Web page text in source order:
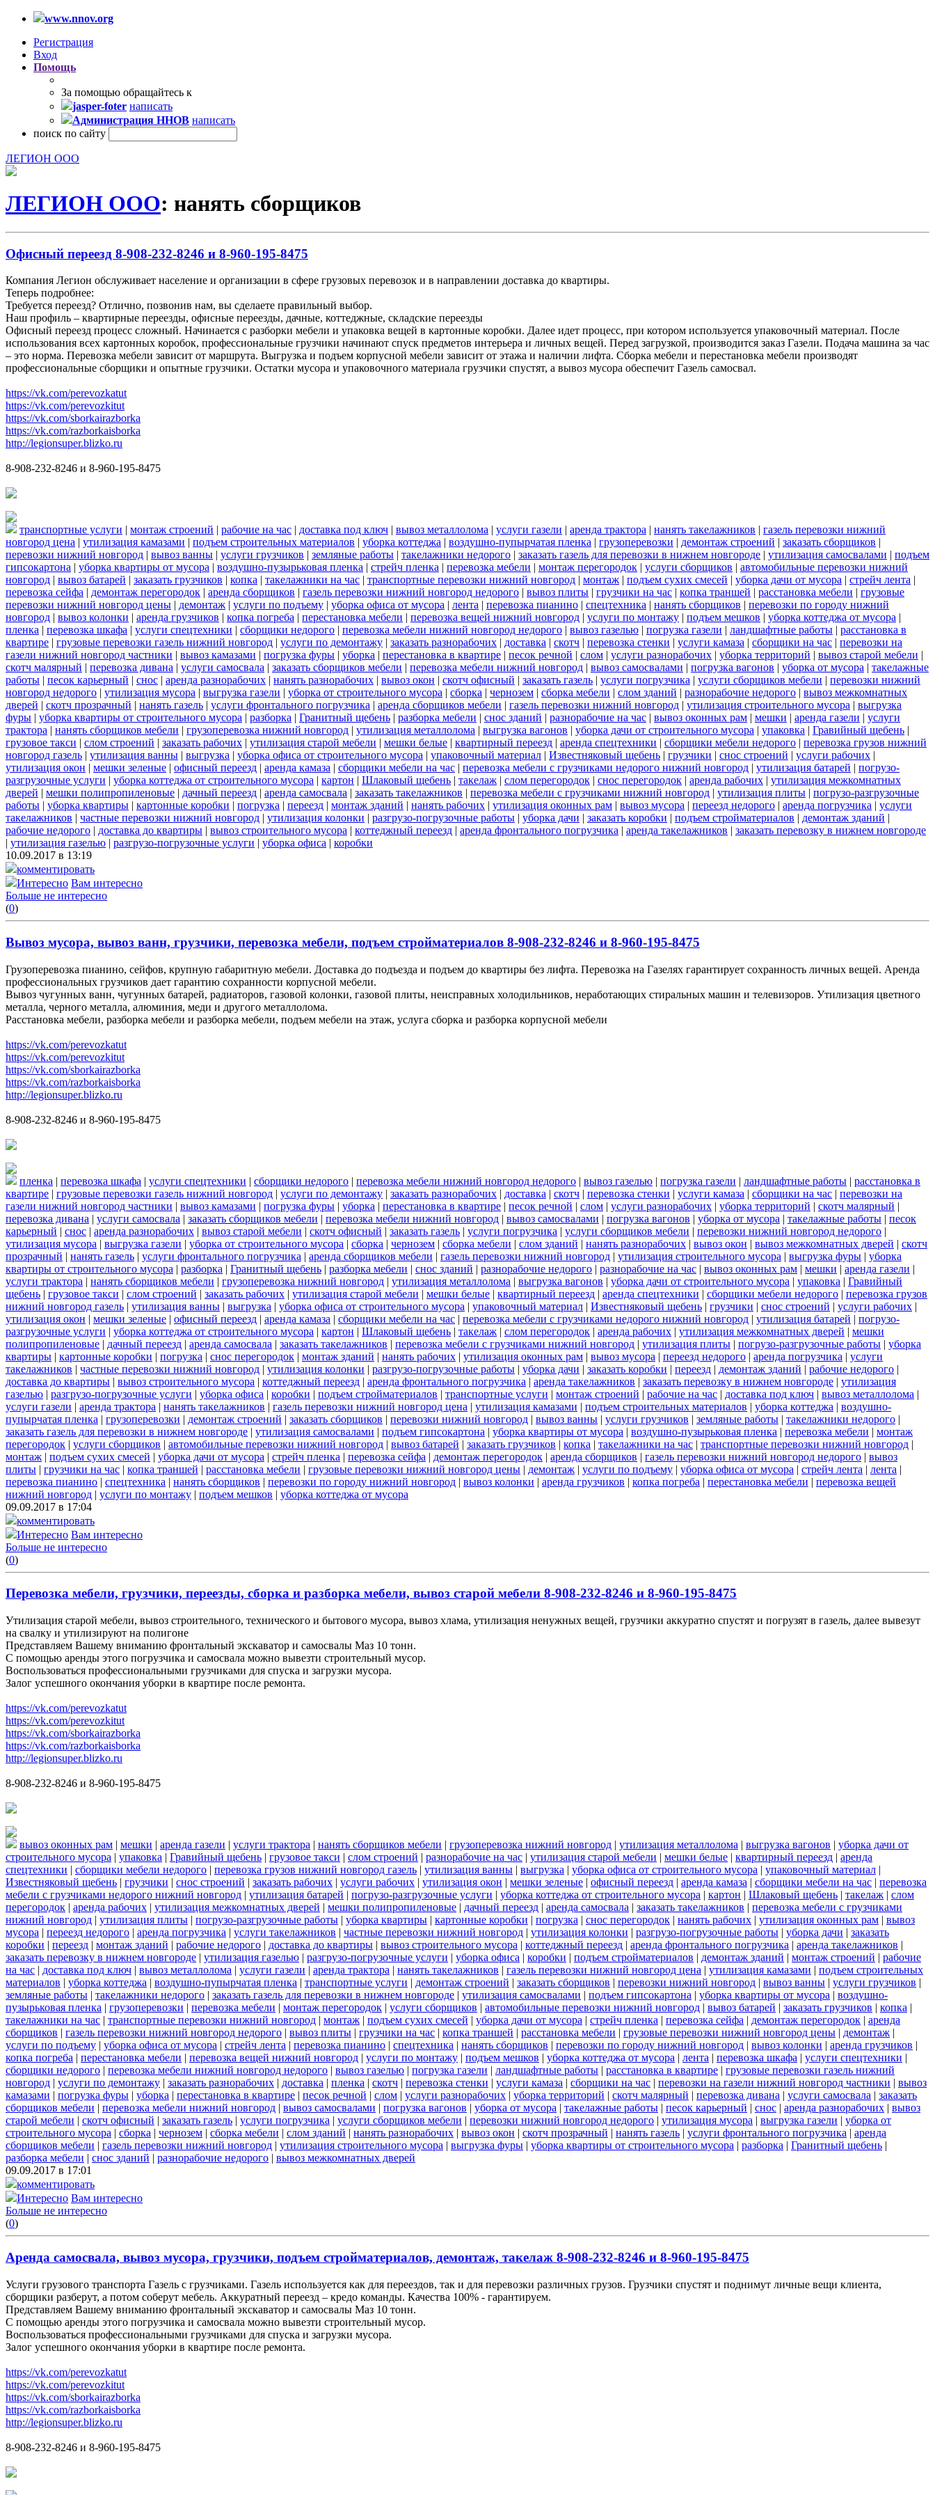
www.nnov.org
Регистрация
Вход
Помощь
За помощью обращайтесь к
jasper-foter написать
Администрация ННОВ написать
поиск по сайту
ЛЕГИОН ООО
ЛЕГИОН ООО: нанять сборщиков
Офисный переезд 8-908-232-8246 и 8-960-195-8475
Компания Легион обслуживает население и организации в сфере грузовых перевозок и в направлении доставка до квартиры.
Теперь подробнее:
Требуется переезд? Отлично, позвонив нам, вы сделаете правильный выбор.
Наш профиль – квартирные переезды, офисные переезды, дачные, коттеджные, складские переезды
Офисный переезд процесс сложный. Начинается с разборки мебели и упаковка вещей в картонные коробки. Далее идет процесс, при котором используется упаковочный материал. После
использования всех картонных коробок, профессиональные грузчики начинают спуск предметов интерьера и личных вещей. Перед загрузкой, производится заказ Газели. Подача машина за час
– это норма. Перевозка мебели зависит от маршрута. Выгрузка и подъем корпусной мебели зависит от этажа и наличии лифта. Сборка мебели и перестановка мебели производят
профессиональные сборщики и опытные грузчики. Остатки мусора и упаковочного материала грузчики спустят, а вывоз мусора обеспечит Газель самосвал.
https://vk.com/perevozkatut
https://vk.com/perevozkitut
https://vk.com/sborkairazborka
https://vk.com/razborkaisborka
http://legionsuper.blizko.ru
8-908-232-8246 и 8-960-195-8475
транспортные услуги | монтаж строений | рабочие на час | доставка под ключ | вывоз металлолома | услуги газели | аренда трактора | нанять такелажников | газель перевозки нижний
новгород цена | утилизация камазами | подъем строительных материалов | уборка коттеджа | воздушно-пупырчатая пленка | грузоперевозки | демонтаж строений | заказать сборщиков |
перевозки нижний новгород | вывоз ванны | услуги грузчиков | земляные работы | такелажники недорого | заказать газель для перевозки в нижнем новгороде | утилизация самосвалами | подъем
гипсокартона | уборка квартиры от мусора | воздушно-пузырьковая пленка | стрейч пленка | перевозка мебели | монтаж перегородок | услуги сборщиков | автомобильные перевозки нижний
новгород | вывоз батарей | заказать грузчиков | копка | такелажники на час | транспортные перевозки нижний новгород | монтаж | подъем сухих смесей | уборка дачи от мусора | стрейч лента |
перевозка сейфа | демонтаж перегородок | аренда сборщиков | газель перевозки нижний новгород недорого | вывоз плиты | грузчики на час | копка траншей | расстановка мебели | грузовые
перевозки нижний новгород цены | демонтаж | услуги по подъему | уборка офиса от мусора | лента | перевозка пианино | спецтехника | нанять сборщиков | перевозки по городу нижний
новгород | вывоз колонки | аренда грузчиков | копка погреба | перестановка мебели | перевозка вещей нижний новгород | услуги по монтажу | подъем мешков | уборка коттеджа от мусора |
пленка | перевозка шкафа | услуги спецтехники | сборщики недорого | перевозка мебели нижний новгород недорого | вывоз газелью | погрузка газели | ландшафтные работы | расстановка в
квартире | грузовые перевозки газель нижний новгород | услуги по демонтажу | заказать разнорабочих | доставка | скотч | перевозка стенки | услуги камаза | сборщики на час | перевозки на
газели нижний новгород частники | вывоз камазами | погрузка фуры | уборка | перестановка в квартире | песок речной | слом | услуги разнорабочих | уборка территорий | вывоз старой мебели |
скотч малярный | перевозка дивана | услуги самосвала | заказать сборщиков мебели | перевозка мебели нижний новгород | вывоз самосвалами | погрузка вагонов | уборка от мусора | такелажные
работы | песок карьерный | снос | аренда разнорабочих | нанять разнорабочих | вывоз окон | скотч офисный | заказать газель | услуги погрузчика | услуги сборщиков мебели | перевозки нижний
новгород недорого | утилизация мусора | выгрузка газели | уборка от строительного мусора | сборка | чернозем | сборка мебели | слом зданий | разнорабочие недорого | вывоз межкомнатных
дверей | скотч прозрачный | нанять газель | услуги фронтального погрузчика | аренда сборщиков мебели | газель перевозки нижний новгород | утилизация строительного мусора | выгрузка
фуры | уборка квартиры от строительного мусора | разборка | Гранитный щебень | разборка мебели | снос зданий | разнорабочие на час | вывоз оконных рам | мешки | аренда газели | услуги
трактора | нанять сборщиков мебели | грузоперевозка нижний новгород | утилизация металлолома | выгрузка вагонов | уборка дачи от строительного мусора | упаковка | Гравийный щебень |
грузовое такси | слом строений | заказать рабочих | утилизация старой мебели | мешки белые | квартирный переезд | аренда спецтехники | сборщики мебели недорого | перевозка грузов нижний
новгород газель | утилизация ванны | выгрузка | уборка офиса от строительного мусора | упаковочный материал | Известняковый щебень | грузчики | снос строений | услуги рабочих |
утилизация окон | мешки зеленые | офисный переезд | аренда камаза | сборщики мебели на час | перевозка мебели с грузчиками недорого нижний новгород | утилизация батарей | погрузо-
разгрузочные услуги | уборка коттеджа от строительного мусора | картон | Шлаковый щебень | такелаж | слом перегородок | снос перегородок | аренда рабочих | утилизация межкомнатных
дверей | мешки полипропиленовые | дачный переезд | аренда самосвала | заказать такелажников | перевозка мебели с грузчиками нижний новгород | утилизация плиты | погрузо-разгрузочные
работы | уборка квартиры | картонные коробки | погрузка | переезд | монтаж зданий | нанять рабочих | утилизация оконных рам | вывоз мусора | переезд недорого | аренда погрузчика | услуги
такелажников | частные перевозки нижний новгород | утилизация колонки | разгрузо-погрузочные работы | уборка дачи | заказать коробки | подъем стройматериалов | демонтаж зданий |
рабочие недорого | доставка до квартиры | вывоз строительного мусора | коттеджный переезд | аренда фронтального погрузчика | аренда такелажников | заказать перевозку в нижнем новгороде
| утилизация газелью | разгрузо-погрузочные услуги | уборка офиса | коробки
10.09.2017 в 13:19
комментировать
Интересно Вам интересно
Больше не интересно
(0)
Вывоз мусора, вывоз ванн, грузчики, перевозка мебели, подъем стройматериалов 8-908-232-8246 и 8-960-195-8475
Грузоперевозка пианино, сейфов, крупную габаритную мебели. Доставка до подъезда и подъем до квартиры без лифта. Перевозка на Газелях гарантирует сохранность личных вещей. Аренда
профессиональных грузчиков дает гарантию сохранности корпусной мебели.
Вывоз чугунных ванн, чугунных батарей, радиаторов, газовой колонки, газовой плиты, неисправных холодильников, неработающих стиральных машин и телевизоров. Утилизация цветного
металла, черного металла, алюминия, меди и другого металлолома.
Расстановка мебели, разборка мебели и разборка мебели, подъем мебели на этаж, услуга сборка и разборка корпусной мебели
https://vk.com/perevozkatut
https://vk.com/perevozkitut
https://vk.com/sborkairazborka
https://vk.com/razborkaisborka
http://legionsuper.blizko.ru
8-908-232-8246 и 8-960-195-8475
пленка | перевозка шкафа | услуги спецтехники | сборщики недорого | перевозка мебели нижний новгород недорого | вывоз газелью | погрузка газели | ландшафтные работы | расстановка в
квартире | грузовые перевозки газель нижний новгород | услуги по демонтажу | заказать разнорабочих | доставка | скотч | перевозка стенки | услуги камаза | сборщики на час | перевозки на
газели нижний новгород частники | вывоз камазами | погрузка фуры | уборка | перестановка в квартире | песок речной | слом | услуги разнорабочих | уборка территорий | скотч малярный |
перевозка дивана | услуги самосвала | заказать сборщиков мебели | перевозка мебели нижний новгород | вывоз самосвалами | погрузка вагонов | уборка от мусора | такелажные работы | песок
карьерный | снос | аренда разнорабочих | вывоз старой мебели | скотч офисный | заказать газель | услуги погрузчика | услуги сборщиков мебели | перевозки нижний новгород недорого |
утилизация мусора | выгрузка газели | уборка от строительного мусора | сборка | чернозем | сборка мебели | слом зданий | нанять разнорабочих | вывоз окон | вывоз межкомнатных дверей | скотч
прозрачный | нанять газель | услуги фронтального погрузчика | аренда сборщиков мебели | газель перевозки нижний новгород | утилизация строительного мусора | выгрузка фуры | уборка
квартиры от строительного мусора | разборка | Гранитный щебень | разборка мебели | снос зданий | разнорабочие недорого | разнорабочие на час | вывоз оконных рам | мешки | аренда газели |
услуги трактора | нанять сборщиков мебели | грузоперевозка нижний новгород | утилизация металлолома | выгрузка вагонов | уборка дачи от строительного мусора | упаковка | Гравийный
щебень | грузовое такси | слом строений | заказать рабочих | утилизация старой мебели | мешки белые | квартирный переезд | аренда спецтехники | сборщики мебели недорого | перевозка грузов
нижний новгород газель | утилизация ванны | выгрузка | уборка офиса от строительного мусора | упаковочный материал | Известняковый щебень | грузчики | снос строений | услуги рабочих |
утилизация окон | мешки зеленые | офисный переезд | аренда камаза | сборщики мебели на час | перевозка мебели с грузчиками недорого нижний новгород | утилизация батарей | погрузо-
разгрузочные услуги | уборка коттеджа от строительного мусора | картон | Шлаковый щебень | такелаж | слом перегородок | аренда рабочих | утилизация межкомнатных дверей | мешки
полипропиленовые | дачный переезд | аренда самосвала | заказать такелажников | перевозка мебели с грузчиками нижний новгород | утилизация плиты | погрузо-разгрузочные работы | уборка
квартиры | картонные коробки | погрузка | снос перегородок | монтаж зданий | нанять рабочих | утилизация оконных рам | вывоз мусора | переезд недорого | аренда погрузчика | услуги
такелажников | частные перевозки нижний новгород | утилизация колонки | разгрузо-погрузочные работы | уборка дачи | заказать коробки | переезд | демонтаж зданий | рабочие недорого |
доставка до квартиры | вывоз строительного мусора | коттеджный переезд | аренда фронтального погрузчика | аренда такелажников | заказать перевозку в нижнем новгороде | утилизация
газелью | разгрузо-погрузочные услуги | уборка офиса | коробки | подъем стройматериалов | транспортные услуги | монтаж строений | рабочие на час | доставка под ключ | вывоз металлолома |
услуги газели | аренда трактора | нанять такелажников | газель перевозки нижний новгород цена | утилизация камазами | подъем строительных материалов | уборка коттеджа | воздушно-
пупырчатая пленка | грузоперевозки | демонтаж строений | заказать сборщиков | перевозки нижний новгород | вывоз ванны | услуги грузчиков | земляные работы | такелажники недорого |
заказать газель для перевозки в нижнем новгороде | утилизация самосвалами | подъем гипсокартона | уборка квартиры от мусора | воздушно-пузырьковая пленка | перевозка мебели | монтаж
перегородок | услуги сборщиков | автомобильные перевозки нижний новгород | вывоз батарей | заказать грузчиков | копка | такелажники на час | транспортные перевозки нижний новгород |
монтаж | подъем сухих смесей | уборка дачи от мусора | стрейч пленка | перевозка сейфа | демонтаж перегородок | аренда сборщиков | газель перевозки нижний новгород недорого | вывоз
плиты | грузчики на час | копка траншей | расстановка мебели | грузовые перевозки нижний новгород цены | демонтаж | услуги по подъему | уборка офиса от мусора | стрейч лента | лента |
перевозка пианино | спецтехника | нанять сборщиков | перевозки по городу нижний новгород | вывоз колонки | аренда грузчиков | копка погреба | перестановка мебели | перевозка вещей
нижний новгород | услуги по монтажу | подъем мешков | уборка коттеджа от мусора
09.09.2017 в 17:04
комментировать
Интересно Вам интересно
Больше не интересно
(0)
Перевозка мебели, грузчики, переезды, сборка и разборка мебели, вывоз старой мебели 8-908-232-8246 и 8-960-195-8475
Утилизация старой мебели, вывоз строительного, технического и бытового мусора, вывоз хлама, утилизация ненужных вещей, грузчики аккуратно спустят и погрузят в газель, далее вывезут
на свалку и утилизируют на полигоне
Представляем Вашему вниманию фронтальный экскаватор и самосвалы Маз 10 тонн.
С помощью аренды этого погрузчика и самосвала можно вывезти строительный мусор.
Воспользоваться профессиональными грузчиками для спуска и загрузки мусора.
Залог успешного окончания уборки в квартире после ремонта.
https://vk.com/perevozkatut
https://vk.com/perevozkitut
https://vk.com/sborkairazborka
https://vk.com/razborkaisborka
http://legionsuper.blizko.ru
8-908-232-8246 и 8-960-195-8475
вывоз оконных рам | мешки | аренда газели | услуги трактора | нанять сборщиков мебели | грузоперевозка нижний новгород | утилизация металлолома | выгрузка вагонов | уборка дачи от
строительного мусора | упаковка | Гравийный щебень | грузовое такси | слом строений | разнорабочие на час | утилизация старой мебели | мешки белые | квартирный переезд | аренда
спецтехники | сборщики мебели недорого | перевозка грузов нижний новгород газель | утилизация ванны | выгрузка | уборка офиса от строительного мусора | упаковочный материал |
Известняковый щебень | грузчики | снос строений | заказать рабочих | услуги рабочих | утилизация окон | мешки зеленые | офисный переезд | аренда камаза | сборщики мебели на час | перевозка
мебели с грузчиками недорого нижний новгород | утилизация батарей | погрузо-разгрузочные услуги | уборка коттеджа от строительного мусора | картон | Шлаковый щебень | такелаж | слом
перегородок | аренда рабочих | утилизация межкомнатных дверей | мешки полипропиленовые | дачный переезд | аренда самосвала | заказать такелажников | перевозка мебели с грузчиками
нижний новгород | утилизация плиты | погрузо-разгрузочные работы | уборка квартиры | картонные коробки | погрузка | снос перегородок | нанять рабочих | утилизация оконных рам | вывоз
мусора | переезд недорого | аренда погрузчика | услуги такелажников | частные перевозки нижний новгород | утилизация колонки | разгрузо-погрузочные работы | уборка дачи | заказать
коробки | переезд | монтаж зданий | рабочие недорого | доставка до квартиры | вывоз строительного мусора | коттеджный переезд | аренда фронтального погрузчика | аренда такелажников |
заказать перевозку в нижнем новгороде | утилизация газелью | разгрузо-погрузочные услуги | уборка офиса | коробки | подъем стройматериалов | демонтаж зданий | монтаж строений | рабочие
на час | доставка под ключ | вывоз металлолома | услуги газели | аренда трактора | нанять такелажников | газель перевозки нижний новгород цена | утилизация камазами | подъем строительных
материалов | уборка коттеджа | воздушно-пупырчатая пленка | транспортные услуги | демонтаж строений | заказать сборщиков | перевозки нижний новгород | вывоз ванны | услуги грузчиков |
земляные работы | такелажники недорого | заказать газель для перевозки в нижнем новгороде | утилизация самосвалами | подъем гипсокартона | уборка квартиры от мусора | воздушно-
пузырьковая пленка | грузоперевозки | перевозка мебели | монтаж перегородок | услуги сборщиков | автомобильные перевозки нижний новгород | вывоз батарей | заказать грузчиков | копка |
такелажники на час | транспортные перевозки нижний новгород | монтаж | подъем сухих смесей | уборка дачи от мусора | стрейч пленка | перевозка сейфа | демонтаж перегородок | аренда
сборщиков | газель перевозки нижний новгород недорого | вывоз плиты | грузчики на час | копка траншей | расстановка мебели | грузовые перевозки нижний новгород цены | демонтаж |
услуги по подъему | уборка офиса от мусора | стрейч лента | перевозка пианино | спецтехника | нанять сборщиков | перевозки по городу нижний новгород | вывоз колонки | аренда грузчиков |
копка погреба | перестановка мебели | перевозка вещей нижний новгород | услуги по монтажу | подъем мешков | уборка коттеджа от мусора | лента | перевозка шкафа | услуги спецтехники |
сборщики недорого | перевозка мебели нижний новгород недорого | вывоз газелью | погрузка газели | ландшафтные работы | расстановка в квартире | грузовые перевозки газель нижний
новгород | услуги по демонтажу | заказать разнорабочих | доставка | пленка | скотч | перевозка стенки | услуги камаза | сборщики на час | перевозки на газели нижний новгород частники | вывоз
камазами | погрузка фуры | уборка | перестановка в квартире | песок речной | слом | услуги разнорабочих | уборка территорий | скотч малярный | перевозка дивана | услуги самосвала | заказать
сборщиков мебели | перевозка мебели нижний новгород | вывоз самосвалами | погрузка вагонов | уборка от мусора | такелажные работы | песок карьерный | снос | аренда разнорабочих | вывоз
старой мебели | скотч офисный | заказать газель | услуги погрузчика | услуги сборщиков мебели | перевозки нижний новгород недорого | утилизация мусора | выгрузка газели | уборка от
строительного мусора | сборка | чернозем | сборка мебели | слом зданий | нанять разнорабочих | вывоз окон | скотч прозрачный | нанять газель | услуги фронтального погрузчика | аренда
сборщиков мебели | газель перевозки нижний новгород | утилизация строительного мусора | выгрузка фуры | уборка квартиры от строительного мусора | разборка | Гранитный щебень |
разборка мебели | снос зданий | разнорабочие недорого | вывоз межкомнатных дверей
09.09.2017 в 17:01
комментировать
Интересно Вам интересно
Больше не интересно
(0)
Аренда самосвала, вывоз мусора, грузчики, подъем стройматериалов, демонтаж, такелаж 8-908-232-8246 и 8-960-195-8475
Услуги грузового транспорта Газель с грузчиками. Газель используется как для переездов, так и для перевозки различных грузов. Грузчики спустят и поднимут личные вещи клиента,
сборщики разберут, а потом соберут мебель. Аккуратный переезд – кредо команды. Качества 100% - гарантируем.
Представляем Вашему вниманию фронтальный экскаватор и самосвалы Маз 10 тонн.
С помощью аренды этого погрузчика и самосвала можно вывезти строительный мусор.
Воспользоваться профессиональными грузчиками для спуска и загрузки мусора.
Залог успешного окончания уборки в квартире после ремонта.
https://vk.com/perevozkatut
https://vk.com/perevozkitut
https://vk.com/sborkairazborka
https://vk.com/razborkaisborka
http://legionsuper.blizko.ru
8-908-232-8246 и 8-960-195-8475